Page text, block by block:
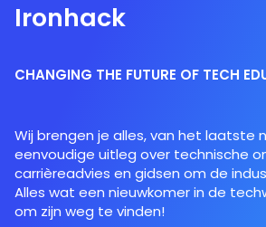
Ironhack
CHANGING THE FUTURE OF TECH
Wij brengen je alles, van het laatste
eenvoudige uitleg over technische
carrièreadvies en gidsen om de
Alles wat een nieuwkomer in de
om zijn weg te vinden!